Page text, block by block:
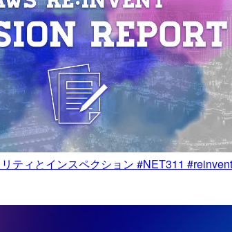
ティとインスペクション #NET311 #reinvent